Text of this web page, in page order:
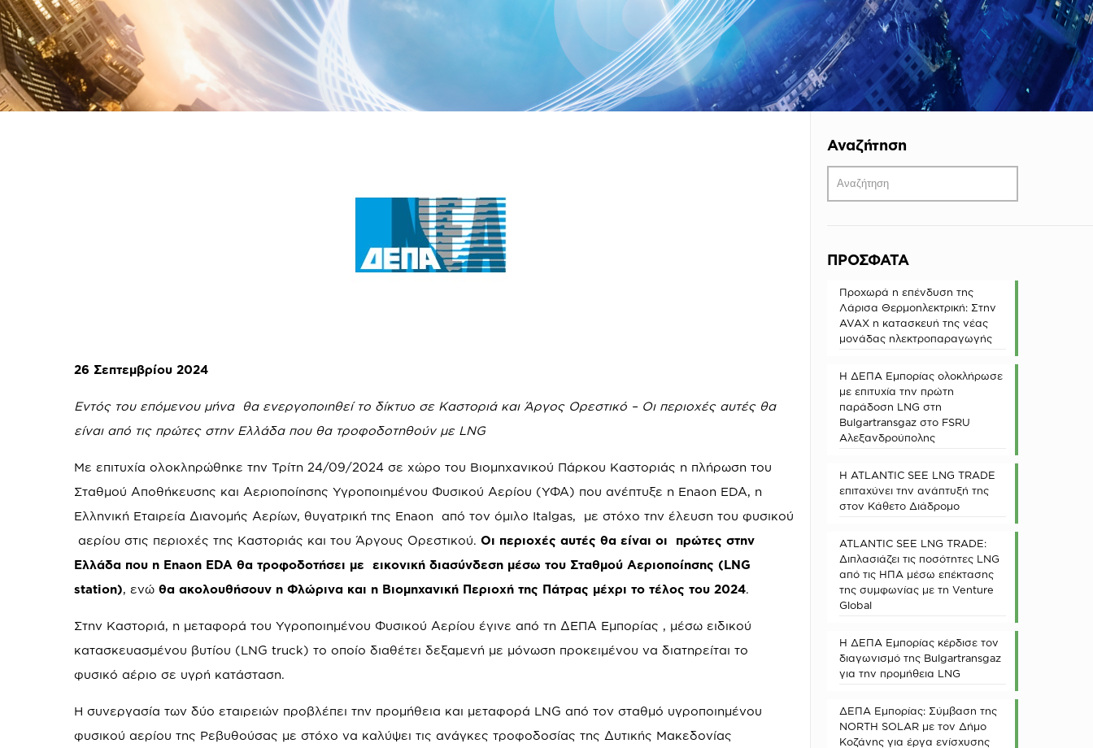
26 Σεπτεμβρίου 2024
Εντός του επόμενου μήνα θα ενεργοποιηθεί το δίκτυο σε Καστοριά και Άργος Ορεστικό – Οι περιοχές αυτές θα
είναι από τις πρώτες στην Ελλάδα που θα τροφοδοτηθούν με LNG
Με επιτυχία ολοκληρώθηκε την Τρίτη 24/09/2024 σε χώρο του Βιομηχανικού Πάρκου Καστοριάς η πλήρωση του
Σταθμού Αποθήκευσης και Αεριοποίησης Υγροποιημένου Φυσικού Αερίου (ΥΦΑ) που ανέπτυξε η Enaon EDA, η
Ελληνική Εταιρεία Διανομής Αερίων, θυγατρική της Εnaon από τον όμιλο Italgas, με στόχο την έλευση του φυσικού
αερίου στις περιοχές της Καστοριάς και του Άργους Ορεστικού.Οι περιοχές αυτές θα είναι οι πρώτες στην
Ελλάδα που η Enaon EDA θα τροφοδοτήσει με εικονική διασύνδεση μέσω του Σταθμού Αεριοποίησης (LNG
station), ενώθα ακολουθήσουν η Φλώρινα και η Βιομηχανική Περιοχή της Πάτρας μέχρι το τέλος του 2024.
Στην Καστοριά, η μεταφορά του Υγροποιημένου Φυσικού Αερίου έγινε από τη ΔΕΠΑ Εμπορίας , μέσω ειδικού
κατασκευασμένου βυτίου (LNG truck) το οποίο διαθέτει δεξαμενή με μόνωση προκειμένου να διατηρείται το
φυσικό αέριο σε υγρή κατάσταση.
Η συνεργασία των δύο εταιρειών προβλέπει την προμήθεια και μεταφορά LNG από τον σταθμό υγροποιημένου
φυσικού αερίου της Ρεβυθούσας με στόχο να καλύψει τις ανάγκες τροφοδοσίας της Δυτικής Μακεδονίας
Αναζήτηση
ΠΡΟΣΦΑΤΑ
Προχωρά η επένδυση της
Λάρισα Θερμοηλεκτρική: Στην
AVAX η κατασκευή της νέας
μονάδας ηλεκτροπαραγωγής
Η ΔΕΠΑ Εμπορίας ολοκλήρωσε
με επιτυχία την πρώτη
παράδοση LNG στη
Bulgartransgaz στο FSRU
Αλεξανδρούπολης
Η ATLANTIC SEE LNG TRADE
επιταχύνει την ανάπτυξή της
στον Κάθετο Διάδρομο
ATLANTIC SEE LNG TRADE:
Διπλασιάζει τις ποσότητες LNG
από τις ΗΠΑ μέσω επέκτασης
της συμφωνίας με τη Venture
Global
Η ΔΕΠΑ Εμπορίας κέρδισε τον
διαγωνισμό της Bulgartransgaz
για την προμήθεια LNG
ΔΕΠΑ Εμπορίας: Σύμβαση της
NORTH SOLAR με τον Δήμο
Κοζάνης για έργα ενίσχυσης